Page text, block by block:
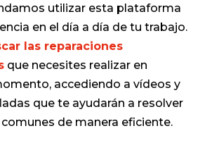
utilizar esta plataforma
en el día a día de tu trabajo.
las reparaciones
que necesites realizar en
accediendo a vídeos y
que te ayudarán a resolver
de manera eficiente.